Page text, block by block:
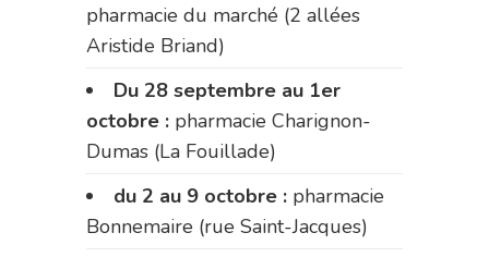
pharmacie du marché (2 allées
Aristide Briand)
Du 28 septembre au 1er
octobre : pharmacie Charignon-
Dumas (La Fouillade)
du 2 au 9 octobre : pharmacie
Bonnemaire (rue Saint-Jacques)